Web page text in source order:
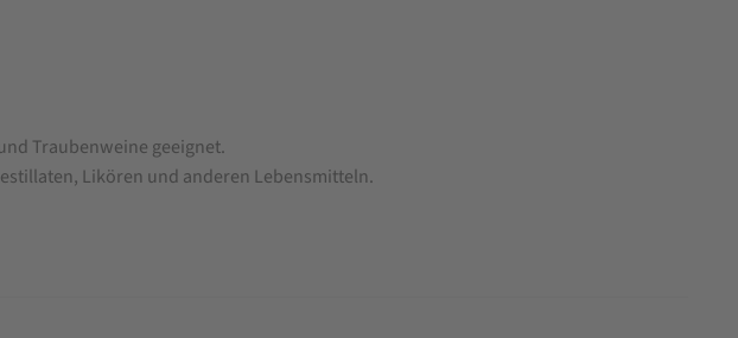
Traubenweine geeignet.
Likören und anderen Lebensmitteln.